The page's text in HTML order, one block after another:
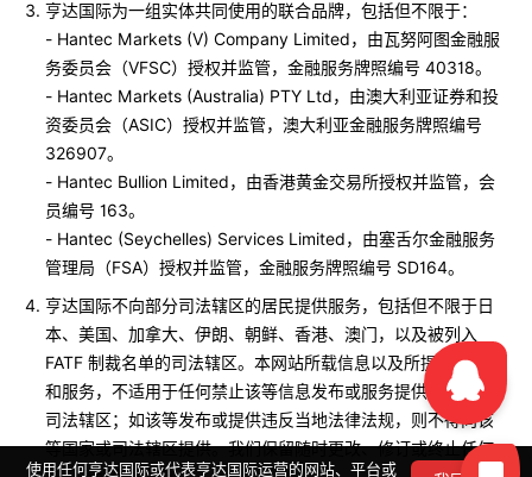
亨达国际为一组实体共同使用的联合品牌，包括但不限于：
- Hantec Markets (V) Company Limited，由瓦努阿图金融服
务委员会（VFSC）授权并监管，金融服务牌照编号 40318。
- Hantec Markets (Australia) PTY Ltd，由澳大利亚证券和投
资委员会（ASIC）授权并监管，澳大利亚金融服务牌照编号
326907。
- Hantec Bullion Limited，由香港黄金交易所授权并监管，会
员编号 163。
- Hantec (Seychelles) Services Limited，由塞舌尔金融服务
管理局（FSA）授权并监管，金融服务牌照编号 SD164。
亨达国际不向部分司法辖区的居民提供服务，包括但不限于日
本、美国、加拿大、伊朗、朝鲜、香港、澳门，以及被列入
FATF 制裁名单的司法辖区。本网站所载信息以及所提供的产品
和服务，不适用于任何禁止该等信息发布或服务提供的国家或
司法辖区；如该等发布或提供违反当地法律法规，则不得向该
等国家或司法辖区提供。我们保留随时更改、修订或终止任何
使用任何亨达国际或代表亨达国际运营的网站、平台或